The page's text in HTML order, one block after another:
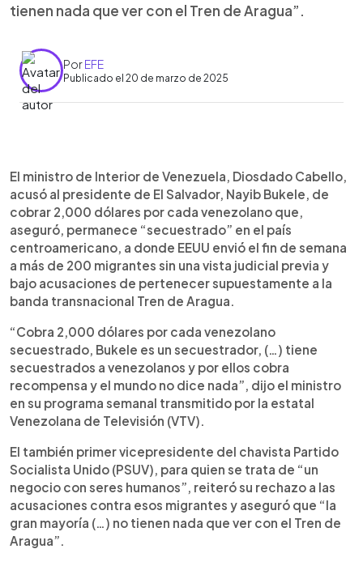
tienen nada que ver con el Tren de Aragua”.
PorEFE
Publicado el 20 de marzo de 2025
► Escuchar artículo
El ministro de Interior de Venezuela, Diosdado Cabello,
acusó al presidente de El Salvador, Nayib Bukele, de
cobrar 2,000 dólares por cada venezolano que,
aseguró, permanece “secuestrado” en el país
centroamericano, a donde EEUU envió el fin de semana
a más de 200 migrantes sin una vista judicial previa y
bajo acusaciones de pertenecer supuestamente a la
banda transnacional Tren de Aragua.
“Cobra 2,000 dólares por cada venezolano
secuestrado, Bukele es un secuestrador, (…) tiene
secuestrados a venezolanos y por ellos cobra
recompensa y el mundo no dice nada”, dijo el ministro
en su programa semanal transmitido por la estatal
Venezolana de Televisión (VTV).
El también primer vicepresidente del chavista Partido
Socialista Unido (PSUV), para quien se trata de “un
negocio con seres humanos”, reiteró su rechazo a las
acusaciones contra esos migrantes y aseguró que “la
gran mayoría (…) no tienen nada que ver con el Tren de
Aragua”.